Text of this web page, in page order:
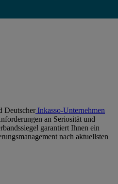
DeutscherInkasso-Unternehmen
an Seriosität und
garantiert Ihnen ein
nach aktuellsten